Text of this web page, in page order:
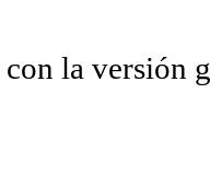
la versión